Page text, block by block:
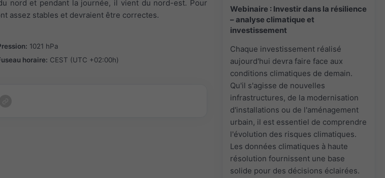
Webinaire : Investir dans la résilience
– analyse climatique et
investissement
Chaque investissement réalisé
aujourd'hui devra faire face aux
conditions climatiques de demain.
Qu'il s'agisse de nouvelles
infrastructures, de la modernisation
d'installations ou de l'aménagement
urbain, il est essentiel de comprendre
l'évolution des risques climatiques.
Les données climatiques à haute
résolution fournissent une base
solide pour des décisions éclairées.
nord et pendant la journée, il vient du nord-est. Pour
assez stables et devraient être correctes.
1021 hPa
horaire: CEST (UTC +02:00h)